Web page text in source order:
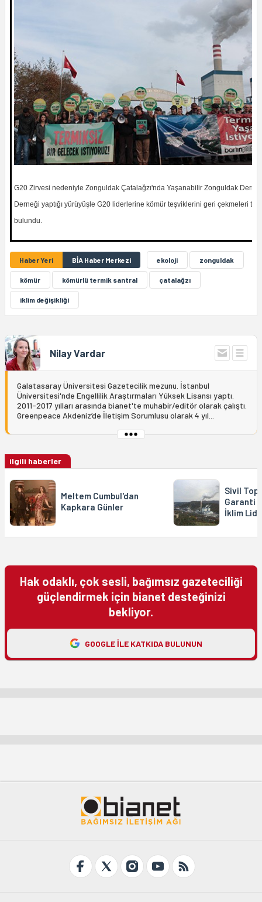
G20 Zirvesi nedeniyle Zonguldak Çatalağzı'nda Yaşanabilir Zonguldak
Derneği yaptığı yürüyüşle G20 liderlerine kömür teşviklerini geri çekmeleri
bulundu.
Haber Yeri BİA Haber Merkezi ekoloji zonguldak
kömür kömürlü termik santral çatalağzı
iklim değişikliği
Nilay Vardar
Galatasaray Üniversitesi Gazetecilik mezunu. İstanbul
Üniversitesi'nde Engellilik Araştırmaları Yüksek Lisansı yaptı.
2011-2017 yılları arasında bianet'te muhabir/editör olarak çalıştı.
Greenpeace Akdeniz’de İletişim Sorumlusu olarak 4 yıl...
ilgili haberler
Meltem Cumbul'dan
Kapkara Günler
Sivil
Garanti
İklim
Hak odaklı, çok sesli, bağımsız gazeteciliği
güçlendirmek için bianet desteğinizi
bekliyor.
GOOGLE ILE KATKIDA BULUNUN